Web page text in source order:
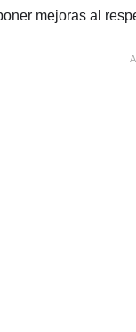
mejoras al